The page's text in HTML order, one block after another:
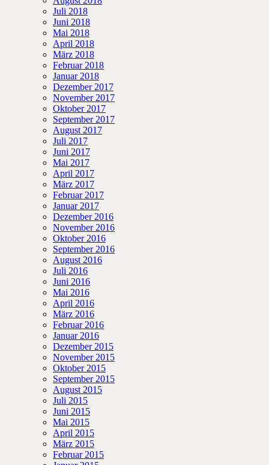
Juli 2018
Juni 2018
Mai 2018
April 2018
März 2018
Februar 2018
Januar 2018
Dezember 2017
November 2017
Oktober 2017
September 2017
August 2017
Juli 2017
Juni 2017
Mai 2017
April 2017
März 2017
Februar 2017
Januar 2017
Dezember 2016
November 2016
Oktober 2016
September 2016
August 2016
Juli 2016
Juni 2016
Mai 2016
April 2016
März 2016
Februar 2016
Januar 2016
Dezember 2015
November 2015
Oktober 2015
September 2015
August 2015
Juli 2015
Juni 2015
Mai 2015
April 2015
März 2015
Februar 2015